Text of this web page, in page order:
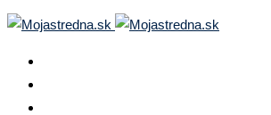
Skip